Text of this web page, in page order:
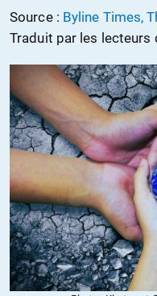
Source : Byline Times,
Traduit par les lecteurs